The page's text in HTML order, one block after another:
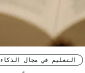
التعليم في مجال الذكاء